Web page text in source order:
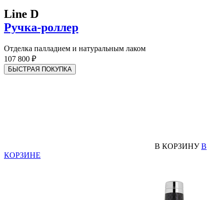
Line D
Ручка-роллер
Отделка палладием и натуральным лаком
107 800 ₽
БЫСТРАЯ ПОКУПКА
В КОРЗИНУ В
КОРЗИНЕ